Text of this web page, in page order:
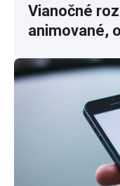
Vianočné
animované,